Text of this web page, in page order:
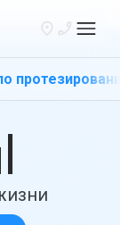
+7